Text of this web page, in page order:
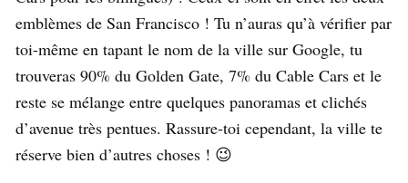
emblèmes de San Francisco ! Tu n’auras qu’à vérifier par
toi-même en tapant le nom de la ville sur Google, tu
trouveras 90% du Golden Gate, 7% du Cable Cars et le
reste se mélange entre quelques panoramas et clichés
d’avenue très pentues. Rassure-toi cependant, la ville te
réserve bien d’autres choses ! 😉